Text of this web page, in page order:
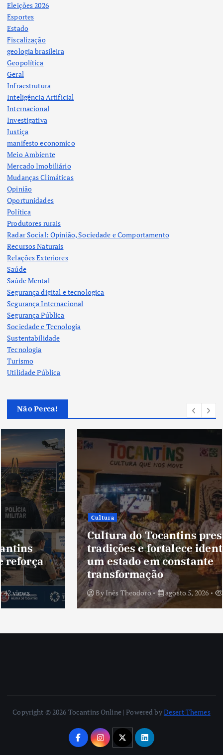
Eleições 2026
Esportes
Estado
Fiscalização
geologia brasileira
Geopolítica
Geral
Infraestrutura
Inteligência Artificial
Internacional
Investigativa
Justiça
manifesto economico
Meio Ambiente
Mercado Imobiliário
Mudanças Climáticas
Opinião
Oportunidades
Política
Produtores rurais
Radar Social: Opinião, Sociedade e Comportamento
Recursos Naturais
Relações Exteriores
Saúde
Saúde Mental
Segurança digital e tecnologica
Segurança Internacional
Segurança Pública
Sociedade e Tecnologia
Sustentabilidade
Tecnologia
Turismo
Utilidade Pública
Não Perca!
Cultura
Cultura do Tocantins preserva
tradições e fortalece identidade de
um estado em constante
transformação
ByInês Theodoro agosto 5, 2026 40 views
Copyright © 2026 Tocantins Online | Powered byDesert Themes